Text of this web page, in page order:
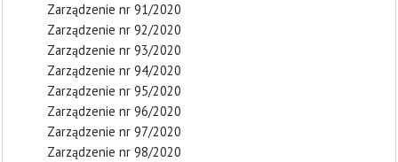
Zarządzenie nr 91/2020
Zarządzenie nr 92/2020
Zarządzenie nr 93/2020
Zarządzenie nr 94/2020
Zarządzenie nr 95/2020
Zarządzenie nr 96/2020
Zarządzenie nr 97/2020
Zarządzenie nr 98/2020